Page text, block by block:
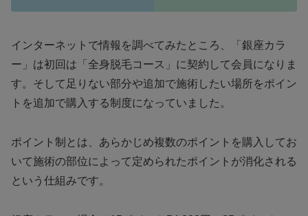
インターネットで情報を調べてみたところ、「銀座カラ
ー」は初回は「全身脱毛コース」に契約して会員になりま
す。そして足りない部分や追加で施術したい場所をポイン
トを追加で購入する制度になっていました。
ポイント制とは、あらかじめ複数のポイントを購入してお
いて施術の部位によって定められたポイントが消化される
という仕組みです。